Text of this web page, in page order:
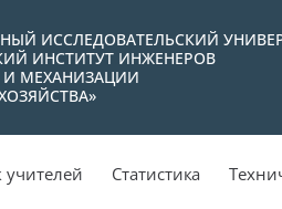
ИССЛЕДОВАТЕЛЬСКИЙ
ИНСТИТУТ ИНЖЕНЕРОВ
МЕХАНИЗАЦИИ
учителей Статистика